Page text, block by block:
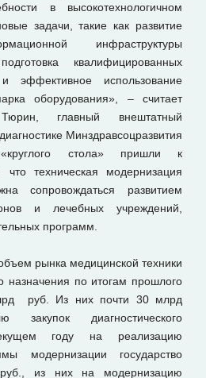
в высокотехнологичном
задачи, такие как развитие
инфраструктуры
квалифицированных
эффективное использование
оборудования», – считает
главный внештатный
Минздравсоцразвития
стола» пришли к
техническая модернизация
сопровождаться развитием
и лечебных учреждений,
программ.
рынка медицинской техники
назначения по итогам прошлого
руб. Из них почти 30 млрд
диагностического
году на реализацию
модернизации государство
из них на модернизацию